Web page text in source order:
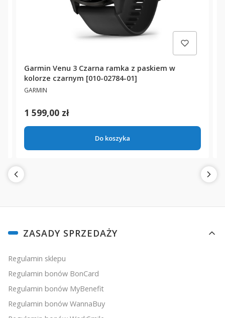
Garmin Venu 3 Czarna ramka z paskiem w
kolorze czarnym [010-02784-01]
PRODUCENT
GARMIN
Cena
1 599,00 zł
Do koszyka
Linki w stopce
ZASADY SPRZEDAŻY
Regulamin sklepu
Regulamin bonów BonCard
Regulamin bonów MyBenefit
Regulamin bonów WannaBuy